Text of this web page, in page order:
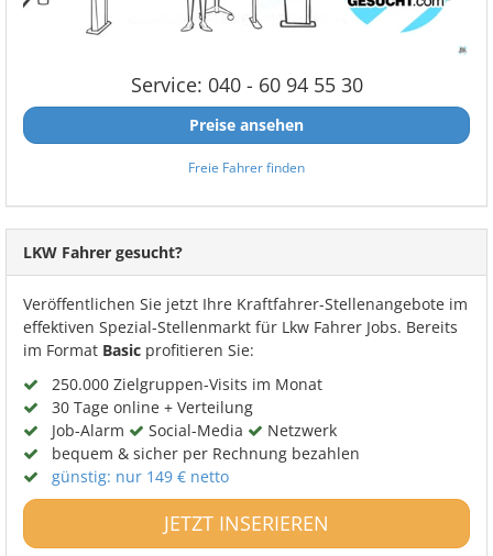
Service: 040 - 60 94 55 30
Preise ansehen
Freie Fahrer finden
LKW Fahrer gesucht?
Veröffentlichen Sie jetzt Ihre Kraftfahrer-Stellenangebote im
effektiven Spezial-Stellenmarkt für Lkw Fahrer Jobs. Bereits
im Format Basic profitieren Sie:
250.000 Zielgruppen-Visits im Monat
30 Tage online + Verteilung
Job-Alarm
Social-Media
Netzwerk
bequem & sicher per Rechnung bezahlen
günstig: nur 149 € netto
JETZT INSERIEREN